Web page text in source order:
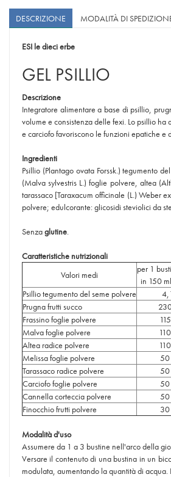
DESCRIZIONE MODALITÀ DI
ESI le dieci erbe
GEL PSILLIO
Descrizione
Integratore alimentare a base di psillio,
volume e consistenza delle fexi. Lo psillio
e carciofo favoriscono le funzioni epatiche e
Ingredienti
Psillio (Plantago ovata Forssk.) tegumento
(Malva sylvestris L.) foglie polvere, altea
tarassaco [Taraxacum officinale (L.) Weber
polvere; edulcorante: glicosidi steviolici da
Senzaglutine
Caratteristiche nutrizionali
Valori medi
per 1
in 150
Psillio tegumento del seme polvere
Prugna frutti succo
Frassino foglie polvere
Malva foglie polvere
Altea radice polvere
Melissa foglie polvere
50
Tarassaco radice polvere
50
Carciofo foglie polvere
50
Cannella corteccia polvere
50
Finocchio frutti polvere
30
Modalità d'uso
Assumere da 1 a 3 bustine nell'arco della
Versare il contenuto di una bustina in un
modulata, aumentando la quantità di